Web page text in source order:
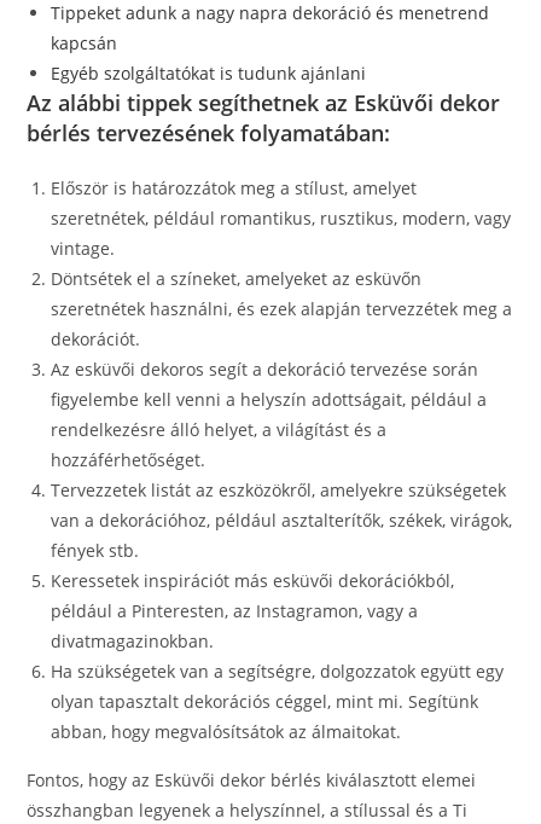
Tippeket adunk a nagy napra dekoráció és menetrend
kapcsán
Egyéb szolgáltatókat is tudunk ajánlani
Az alábbi tippek segíthetnek az Esküvői dekor
bérlés tervezésének folyamatában:
Először is határozzátok meg a stílust, amelyet
szeretnétek, például romantikus, rusztikus, modern, vagy
vintage.
Döntsétek el a színeket, amelyeket az esküvőn
szeretnétek használni, és ezek alapján tervezzétek meg a
dekorációt.
Az esküvői dekoros segít a dekoráció tervezése során
figyelembe kell venni a helyszín adottságait, például a
rendelkezésre álló helyet, a világítást és a
hozzáférhetőséget.
Tervezzetek listát az eszközökről, amelyekre szükségetek
van a dekorációhoz, például asztalterítők, székek, virágok,
fények stb.
Keressetek inspirációt más esküvői dekorációkból,
például a Pinteresten, az Instagramon, vagy a
divatmagazinokban.
Ha szükségetek van a segítségre, dolgozzatok együtt egy
olyan tapasztalt dekorációs céggel, mint mi. Segítünk
abban, hogy megvalósítsátok az álmaitokat.
Fontos, hogy az Esküvői dekor bérlés kiválasztott elemei
összhangban legyenek a helyszínnel, a stílussal és a Ti